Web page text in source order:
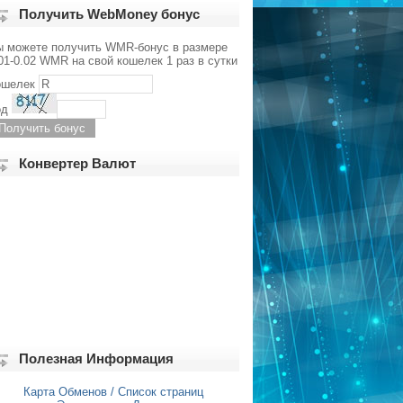
Получить WebMoney бонус
можете получить WMR-бонус в размере
0.02 WMR на свой кошелек 1 раз в сутки
Конвертер Валют
Полезная Информация
Карта Обменов / Список страниц